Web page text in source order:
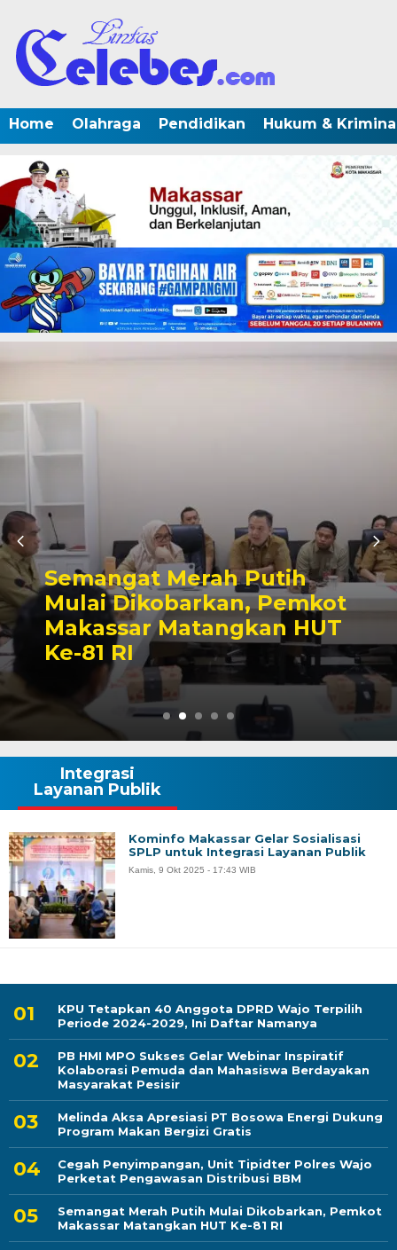
Home Olahraga Pendidikan Hukum &
HUT
Ajang Silaturahmi
Sektor,
Sepak Bola Mini
Semarak HUT ke-81
Wajo
KPU Tetapkan 40 Anggota DPRD Wajo Terpilih
Periode 2024-2029, Ini Daftar Namanya
PB HMI MPO Sukses Gelar Webinar Inspiratif
Kolaborasi Pemuda dan Mahasiswa Berdayakan
Masyarakat Pesisir
Melinda Aksa Apresiasi PT Bosowa Energi Dukung
Program Makan Bergizi Gratis
Cegah Penyimpangan, Unit Tipidter Polres Wajo
Perketat Pengawasan Distribusi BBM
Semangat Merah Putih Mulai Dikobarkan, Pemkot
Makassar Matangkan HUT Ke-81 RI
Integrasi
Layanan Publik
Kominfo Makassar Gelar Sosialisasi
SPLP untuk Integrasi Layanan Publik
Kamis, 9 Okt 2025 - 17:43 WIB